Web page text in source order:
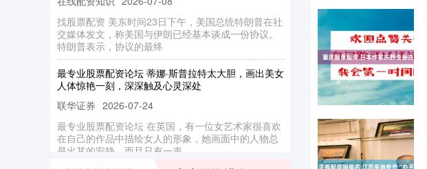
找股票配资 美东时间23日下午，美国总统特朗普在社
交媒体发文，称美国与伊朗已经基本谈成一份协议。
特朗普表示，协议的最终
最专业股票配资论坛 蒂娜·斯普拉特太大胆，画出美女
人体惊艳一刻，深深触及心灵深处
联华证券
2026-07-24
最专业股票配资论坛 在英国，有一位女艺术家很喜欢
在自己的作品中描绘女人的形象，她画面中的人物总
是出其的安静，而且只有一束